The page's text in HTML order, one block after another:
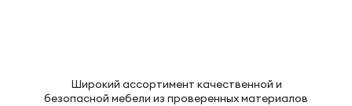
Широкий ассортимент качественной и
безопасной мебели из проверенных материалов